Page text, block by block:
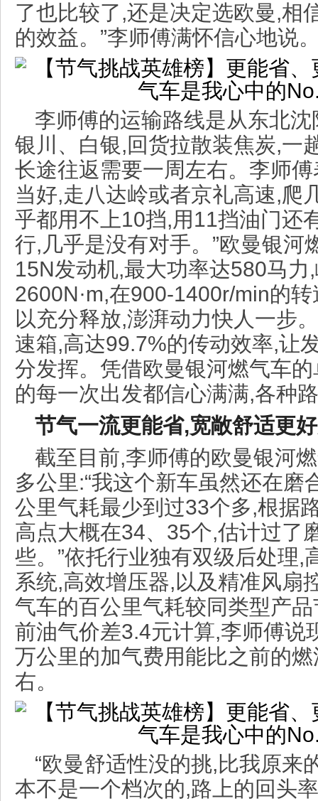
了也比较了,还是决定选欧曼,相
的效益。”李师傅满怀信心地说
李师傅的运输路线是从东北
银川、白银,回货拉散装焦炭,一
长途往返需要一周左右。李师
当好,走八达岭或者京礼高速,爬
乎都用不上10挡,用11挡油门还
行,几乎是没有对手。”欧曼银河
15N发动机,最大功率达580马力
2600N·m,在900-1400r/min的
以充分释放,澎湃动力快人一步
速箱,高达99.7%的传动效率,让
分发挥。凭借欧曼银河燃气车
的每一次出发都信心满满,各种
节气一流更能省,宽敞舒适更
截至目前,李师傅的欧曼银河
多公里:“我这个新车虽然还在磨
公里气耗最少到过33个多,根据
高点大概在34、35个,估计过了
些。”依托行业独有双级后处理,
系统,高效增压器,以及精准风扇
气车的百公里气耗较同类型产
前油气价差3.4元计算,李师傅说
万公里的加气费用能比之前的
右。
“欧曼舒适性没的挑,比我原来
本不是一个档次的,路上的回头